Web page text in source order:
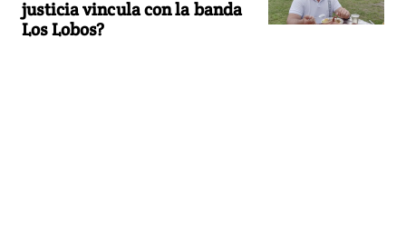
justicia vincula con la banda
Los Lobos?